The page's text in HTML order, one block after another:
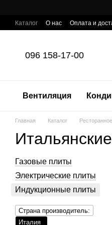
Каталог О нас Оплата и
096 158-17-00
Вентиляция
Главная Каталог
Газовые плиты
Электрические плиты
Индукционные плиты
Страна производитель:
Италия